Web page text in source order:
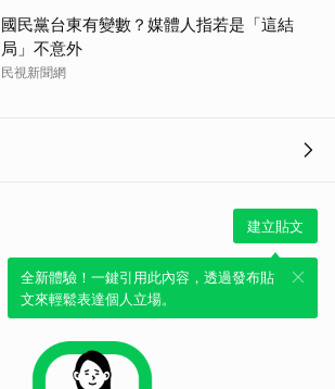
國民黨台東有變數？媒體人指若是「這結
局」不意外
民視新聞網
建立貼文
全新體驗！一鍵引用此內容，透過發布貼
文來輕鬆表達個人立場。